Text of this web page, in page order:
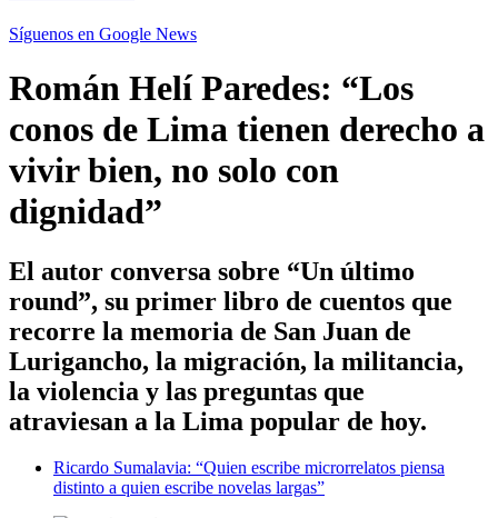
Síguenos en Google News
Román Helí Paredes: “Los
conos de Lima tienen derecho a
vivir bien, no solo con
dignidad”
El autor conversa sobre “Un último
round”, su primer libro de cuentos que
recorre la memoria de San Juan de
Lurigancho, la migración, la militancia,
la violencia y las preguntas que
atraviesan a la Lima popular de hoy.
Ricardo Sumalavia: “Quien escribe microrrelatos piensa
distinto a quien escribe novelas largas”